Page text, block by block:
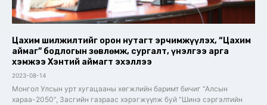
Цахим шилжилтийг орон нутагт эрчимжүүлэх, “Цахим
аймаг” бодлогын зөвлөмж, сургалт, үнэлгээ арга
хэмжээ Хэнтий аймагт эхэллээ
2023-08-14
Монгол Улсын урт хугацааны хөгжлийн баримт бичиг “Алсын
хараа-2050”, Засгийн газраас хэрэгжүүлж буй “Шинэ сэргэлтийн